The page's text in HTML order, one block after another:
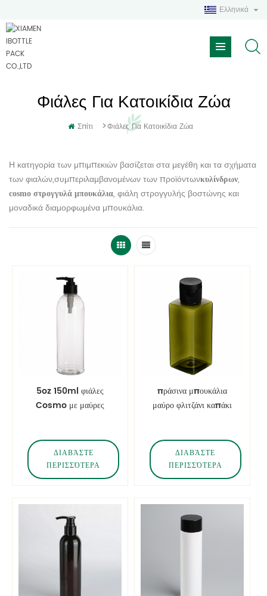
Ελληνικά
Φιάλες Για Κατοικίδια Ζώα
Σπίτι >Φιάλες Για Κατοικίδια Ζώα
Η κατηγορία των μπιμπεκιών βασίζεται στα μεγέθη και τα σχήματα
των φιαλών,συμπεριλαμβανομένων των προϊόντωνκυλίνδρων,
cosmo στρογγυλά μπουκάλια, φιάλη στρογγυλής βοστώνης και
μοναδικά διαμορφωμένα μπουκάλια.
5oz 150ml φιάλες
Cosmo με μαύρες
ΔΙΑΒΆΣΤΕ
ΠΕΡΙΣΣΌΤΕΡΑ
πράσινα μπουκάλια
μαύρο φλιτζάνι καπάκι
μπουκάλια λοσιόν
ΔΙΑΒΆΣΤΕ
ΠΕΡΙΣΣΌΤΕΡΑ